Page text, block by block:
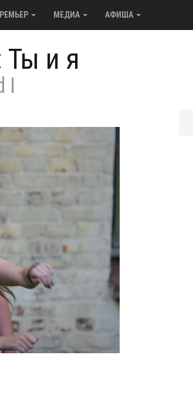
МЕДИА АФИША
Ты и я
I